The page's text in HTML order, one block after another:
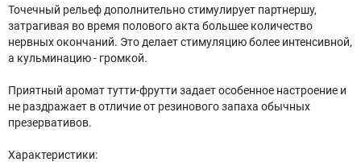
Точечный рельеф дополнительно стимулирует партнершу,
затрагивая во время полового акта большее количество
нервных окончаний. Это делает стимуляцию более интенсивной,
а кульминацию - громкой.
Приятный аромат тутти-фрутти задает особенное настроение и
не раздражает в отличие от резинового запаха обычных
презервативов.
Характеристики: